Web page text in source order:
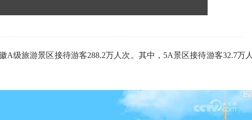
A级旅游景区接待游客288.2万人次。其中，5A景区接待游客32.7万人